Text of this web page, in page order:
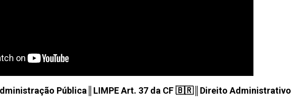
Pública║LIMPE Art. 37 da CF 🇧🇷║Direito Administrativo